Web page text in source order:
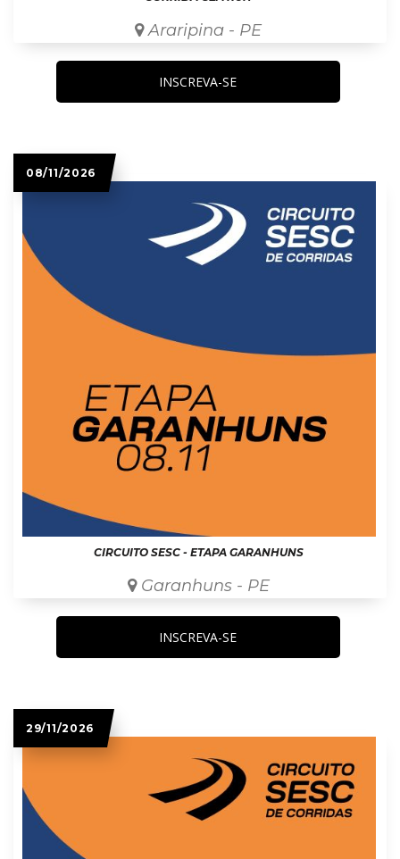
Araripina - PE
INSCREVA-SE
08/11/2026
CIRCUITO SESC - ETAPA GARANHUNS
Garanhuns - PE
INSCREVA-SE
29/11/2026